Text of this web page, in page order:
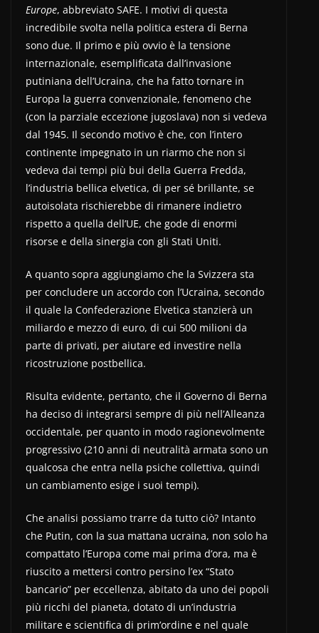
Europe, abbreviato SAFE. I motivi di questa
incredibile svolta nella politica estera di Berna
sono due. Il primo e più ovvio è la tensione
internazionale, esemplificata dall’invasione
putiniana dell’Ucraina, che ha fatto tornare in
Europa la guerra convenzionale, fenomeno che
(con la parziale eccezione jugoslava) non si vedeva
dal 1945. Il secondo motivo è che, con l’intero
continente impegnato in un riarmo che non si
vedeva dai tempi più bui della Guerra Fredda,
l’industria bellica elvetica, di per sé brillante, se
autoisolata rischierebbe di rimanere indietro
rispetto a quella dell’UE, che gode di enormi
risorse e della sinergia con gli Stati Uniti.
A quanto sopra aggiungiamo che la Svizzera sta
per concludere un accordo con l’Ucraina, secondo
il quale la Confederazione Elvetica stanzierà un
miliardo e mezzo di euro, di cui 500 milioni da
parte di privati, per aiutare ed investire nella
ricostruzione postbellica.
Risulta evidente, pertanto, che il Governo di Berna
ha deciso di integrarsi sempre di più nell’Alleanza
occidentale, per quanto in modo ragionevolmente
progressivo (210 anni di neutralità armata sono un
qualcosa che entra nella psiche collettiva, quindi
un cambiamento esige i suoi tempi).
Che analisi possiamo trarre da tutto ciò? Intanto
che Putin, con la sua mattana ucraina, non solo ha
compattato l’Europa come mai prima d’ora, ma è
riuscito a mettersi contro persino l’ex “Stato
bancario” per eccellenza, abitato da uno dei popoli
più ricchi del pianeta, dotato di un’industria
militare e scientifica di prim’ordine e nel quale